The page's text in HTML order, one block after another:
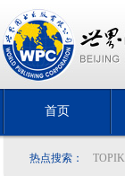
首页
热点搜索： TOPIK